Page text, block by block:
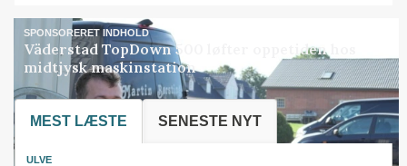
SPONSORERET INDHOLD
Väderstad TopDown 500 løfter oppetiden hos
midtjysk maskinstation
MEST LÆSTE SENESTE NYT
ULVE